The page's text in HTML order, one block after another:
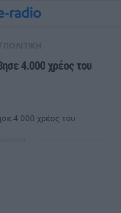
4.000 χρέος του